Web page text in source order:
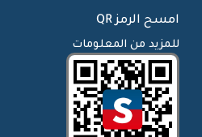
امسح الرمز QR
للمزيد من المعلومات